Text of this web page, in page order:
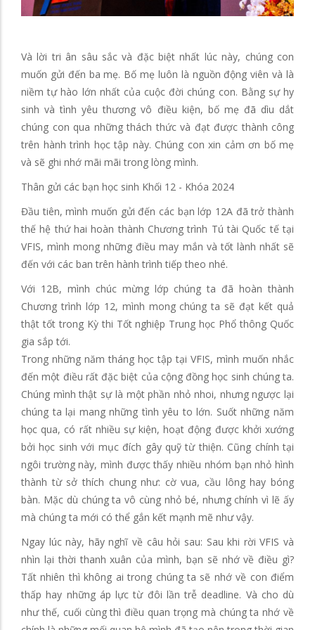
Và lời tri ân sâu sắc và đặc biệt nhất lúc này, chúng con
muốn gửi đến ba mẹ. Bố mẹ luôn là nguồn động viên và là
niềm tự hào lớn nhất của cuộc đời chúng con. Bằng sự hy
sinh và tình yêu thương vô điều kiện, bố mẹ đã dìu dắt
chúng con qua những thách thức và đạt được thành công
trên hành trình học tập này. Chúng con xin cảm ơn bố mẹ
và sẽ ghi nhớ mãi mãi trong lòng mình.
Thân gửi các bạn học sinh Khối 12 - Khóa 2024
Đầu tiên, mình muốn gửi đến các bạn lớp 12A đã trở thành
thế hệ thứ hai hoàn thành Chương trình Tú tài Quốc tế tại
VFIS, mình mong những điều may mắn và tốt lành nhất sẽ
đến với các ban trên hành trình tiếp theo nhé.
Với 12B, mình chúc mừng lớp chúng ta đã hoàn thành
Chương trình lớp 12, mình mong chúng ta sẽ đạt kết quả
thật tốt trong Kỳ thi Tốt nghiệp Trung học Phổ thông Quốc
gia sắp tới.
Trong những năm tháng học tập tại VFIS, mình muốn nhắc
đến một điều rất đặc biệt của cộng đồng học sinh chúng ta.
Chúng mình thật sự là một phần nhỏ nhoi, nhưng ngược lại
chúng ta lại mang những tình yêu to lớn. Suốt những năm
học qua, có rất nhiều sự kiện, hoạt động được khởi xướng
bởi học sinh với mục đích gây quỹ từ thiện. Cũng chính tại
ngôi trường này, mình được thấy nhiều nhóm bạn nhỏ hình
thành từ sở thích chung như: cờ vua, cầu lông hay bóng
bàn. Mặc dù chúng ta vô cùng nhỏ bé, nhưng chính vì lẽ ấy
mà chúng ta mới có thể gắn kết mạnh mẽ như vậy.
Ngay lúc này, hãy nghĩ về câu hỏi sau: Sau khi rời VFIS và
nhìn lại thời thanh xuân của mình, bạn sẽ nhớ về điều gì?
Tất nhiên thì không ai trong chúng ta sẽ nhớ về con điểm
thấp hay những áp lực từ đôi lần trễ deadline. Và cho dù
như thế, cuối cùng thì điều quan trọng mà chúng ta nhớ về